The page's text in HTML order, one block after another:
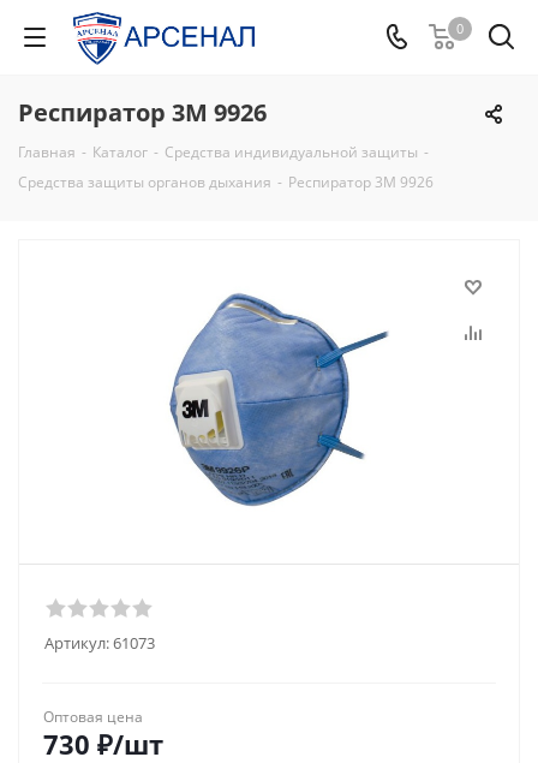
0
Респиратор 3М 9926
Главная - Каталог - Средства индивидуальной защиты -
Средства защиты органов дыхания - Респиратор 3М 9926
Артикул:61073
Оптовая цена
730 ₽/шт